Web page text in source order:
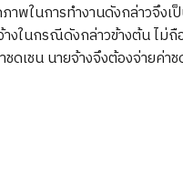
พในการทำงานดังกล่าวจึงเ
งในกรณีดังกล่าวข้างต้น ไม่
เชน นายจ้างจึงต้องจ่ายค่า